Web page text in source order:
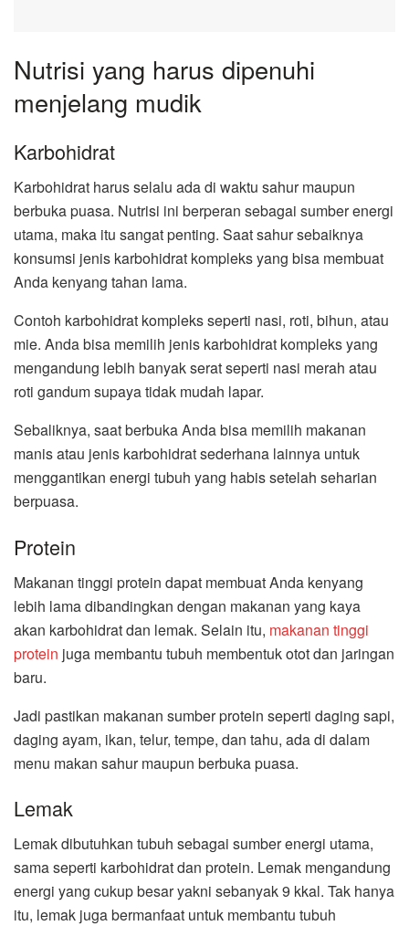
Nutrisi yang harus dipenuhi
menjelang mudik
Karbohidrat
Karbohidrat harus selalu ada di waktu sahur maupun
berbuka puasa. Nutrisi ini berperan sebagai sumber energi
utama, maka itu sangat penting. Saat sahur sebaiknya
konsumsi jenis karbohidrat kompleks yang bisa membuat
Anda kenyang tahan lama.
Contoh karbohidrat kompleks seperti nasi, roti, bihun, atau
mie. Anda bisa memilih jenis karbohidrat kompleks yang
mengandung lebih banyak serat seperti nasi merah atau
roti gandum supaya tidak mudah lapar.
Sebaliknya, saat berbuka Anda bisa memilih makanan
manis atau jenis karbohidrat sederhana lainnya untuk
menggantikan energi tubuh yang habis setelah seharian
berpuasa.
Protein
Makanan tinggi protein dapat membuat Anda kenyang
lebih lama dibandingkan dengan makanan yang kaya
akan karbohidrat dan lemak. Selain itu, makanan tinggi
protein juga membantu tubuh membentuk otot dan jaringan
baru.
Jadi pastikan makanan sumber protein seperti daging sapi,
daging ayam, ikan, telur, tempe, dan tahu, ada di dalam
menu makan sahur maupun berbuka puasa.
Lemak
Lemak dibutuhkan tubuh sebagai sumber energi utama,
sama seperti karbohidrat dan protein. Lemak mengandung
energi yang cukup besar yakni sebanyak 9 kkal. Tak hanya
itu, lemak juga bermanfaat untuk membantu tubuh